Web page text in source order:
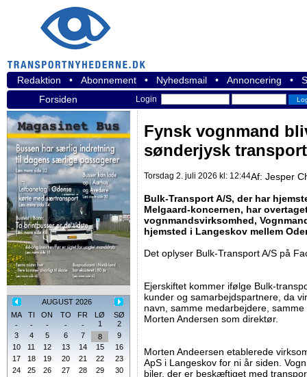
Redaktion • Abonnement • Nyhedsmail • Annoncering •
Forsiden
Login
AUGUST 2026
MA
TI ON TO FR LØ
SØ
-
- - - - 1
2
3
4 5 6 7 8
9
10
11 12 13 14 15
16
17
18 19 20 21 22
23
24
25 26 27 28 29
30
Fynsk vognmand
sønderjysk
Torsdag 2. juli 2026 kl: 12:44Af: Jesper
Bulk-Transport A/S, der har
Melgaard-koncernen, har
vognmandsvirksomhed,
hjemsted i Langeskov mellem
Det oplyser Bulk-Transport A/S på
Ejerskiftet kommer ifølge Bulk-
kunder og samarbejdspartnere, da
navn, samme medarbejdere,
Morten Andersen som direktør.
Morten Andeersen etablerede
ApS i Langeskov for ni år siden.
biler, der er beskæftiget med